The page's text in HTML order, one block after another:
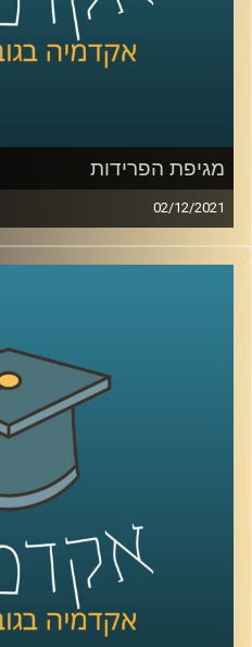
קרדיט תמונות:AudioVersity
מגיפת הפרידות
02/12/2021
כל מי שתשאלו יספר לכם איך
השונים, באופן שמזמן חרג
שיש תחום נוסף שהושפע
בפרק זה שוחחתי עם ד"ר אורי
אקזיסטנציאליסטית על
היחסים הזוגית, למה הקורונה
לשיחה עם ד"ר אורי ליפשין על
אקזיסטנציאליסטית והרצון